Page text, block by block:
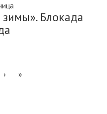
Блокада
› »